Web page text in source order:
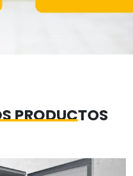
PRODUCTOS